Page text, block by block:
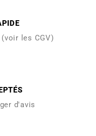
les CGV)
d'avis